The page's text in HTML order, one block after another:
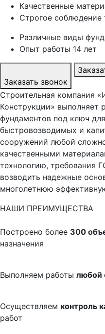
Качественные
Строгое соблюдение
Различные виды
Опыт работы 14 лет
Заказать звонок
Строительная компания
Конструкции» выполняет
фундаментов под ключ
быстровозводимых и
сооружений любой
качественными
технологию, требования
возводить надежные
многолетнюю
НАШИ ПРЕИМУЩЕСТВА
Построено более 300
назначения
Выполняем работы любой
Осуществляем контроль
работ